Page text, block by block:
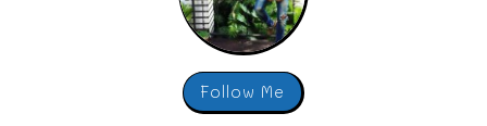
Follow Me